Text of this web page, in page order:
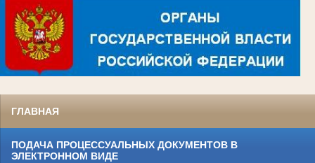
ГЛАВНАЯ
ПОДАЧА ПРОЦЕССУАЛЬНЫХ ДОКУМЕНТОВ В
ЭЛЕКТРОННОМ ВИДЕ